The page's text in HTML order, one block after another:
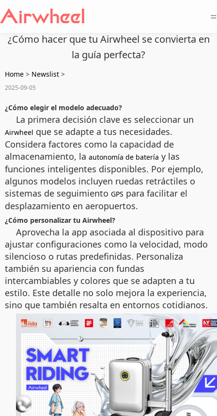
=
¿Cómo hacer que tu Airwheel se convierta en
la guía perfecta?
Home > Newslist >
2025-09-05
¿Cómo elegir el modelo adecuado?
La primera decisión clave es seleccionar un
Airwheel que se adapte a tus necesidades.
Considera factores como la capacidad de
almacenamiento, la autonomía de batería y las
funciones inteligentes disponibles. Por ejemplo,
algunos modelos incluyen ruedas retráctiles o
sistemas de seguimiento GPS para facilitar el
desplazamiento en aeropuertos.
¿Cómo personalizar tu Airwheel?
Aprovecha la app asociada al dispositivo para
ajustar configuraciones como la velocidad, modo
silencioso o rutas predefinidas. Personaliza
también su apariencia con fundas
intercambiables y colores que se adapten a tu
estilo. Este detalle no solo mejora la experiencia,
sino que también resalta en entornos cotidianos.